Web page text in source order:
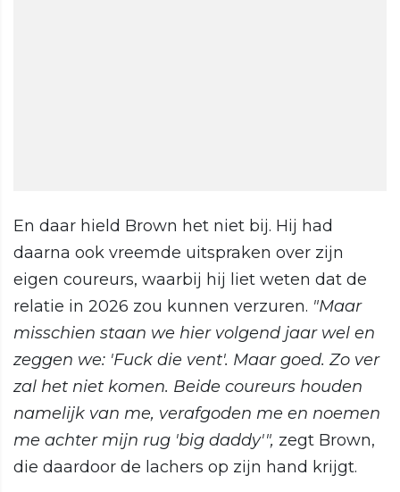
En daar hield Brown het niet bij. Hij had
daarna ook vreemde uitspraken over zijn
eigen coureurs, waarbij hij liet weten dat de
relatie in 2026 zou kunnen verzuren. "Maar
misschien staan we hier volgend jaar wel en
zeggen we: 'Fuck die vent'. Maar goed. Zo ver
zal het niet komen. Beide coureurs houden
namelijk van me, verafgoden me en noemen
me achter mijn rug 'big daddy'", zegt Brown,
die daardoor de lachers op zijn hand krijgt.